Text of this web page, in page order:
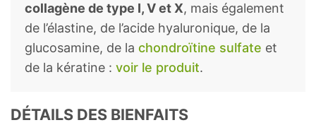
collagène de type I, V et X, mais également
de l’élastine, de l’acide hyaluronique, de la
glucosamine, de la chondroïtine sulfate et
de la kératine : voir le produit.
DÉTAILS DES BIENFAITS